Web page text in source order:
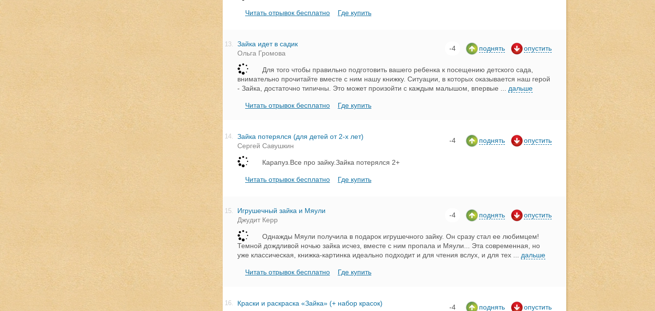
Читать отрывок бесплатно Где купить
13.
Зайка идет в садик
Ольга Громова
-4 поднять опустить
Для того чтобы правильно подготовить вашего ребенка к посещению детского сада,
внимательно прочитайте вместе с ним нашу книжку. Ситуации, в которых оказывается наш герой
- Зайка, достаточно типичны. Это может произойти с каждым малышом, впервые
дальше
Читать отрывок бесплатно Где купить
14.
Зайка потерялся (для детей от 2-х лет)
Сергей Савушкин
-4 поднять опустить
Карапуз.Все про зайку.Зайка потерялся 2+
Читать отрывок бесплатно Где купить
15.
Игрушечный зайка и Мяули
Джудит Керр
-4 поднять опустить
Однажды Мяули получила в подарок игрушечного зайку. Он сразу стал ее любимцем!
Темной дождливой ночью зайка исчез, вместе с ним пропала и Мяули... Эта современная, но
уже классическая, книжка-картинка идеально подходит и для чтения вслух, и для тех
дальше
Читать отрывок бесплатно Где купить
16. Краски и раскраска «Зайка» (+ набор красок) -4 поднять опустить